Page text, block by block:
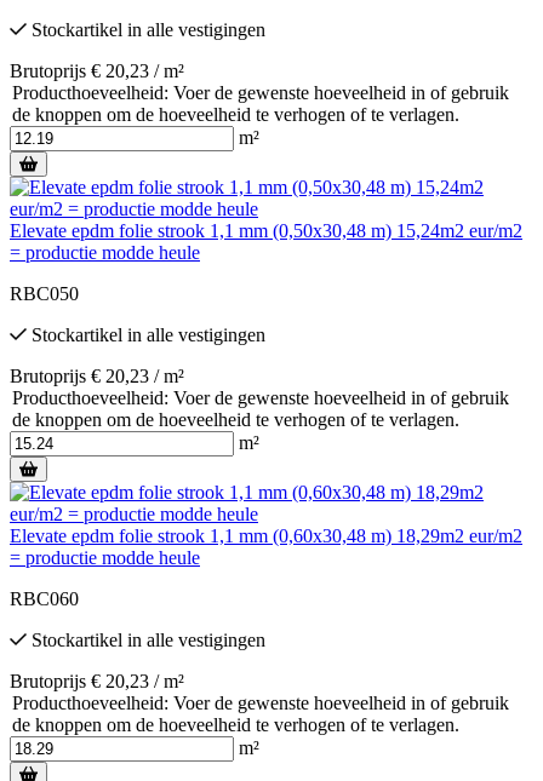
Stockartikel in alle vestigingen
Brutoprijs € 20,23 / m²
Producthoeveelheid: Voer de gewenste hoeveelheid in of gebruik
de knoppen om de hoeveelheid te verhogen of te verlagen.
m²
Elevate epdm folie strook 1,1 mm (0,50x30,48 m) 15,24m2 eur/m2
= productie modde heule
RBC050
Stockartikel in alle vestigingen
Brutoprijs € 20,23 / m²
Producthoeveelheid: Voer de gewenste hoeveelheid in of gebruik
de knoppen om de hoeveelheid te verhogen of te verlagen.
m²
Elevate epdm folie strook 1,1 mm (0,60x30,48 m) 18,29m2 eur/m2
= productie modde heule
RBC060
Stockartikel in alle vestigingen
Brutoprijs € 20,23 / m²
Producthoeveelheid: Voer de gewenste hoeveelheid in of gebruik
de knoppen om de hoeveelheid te verhogen of te verlagen.
m²